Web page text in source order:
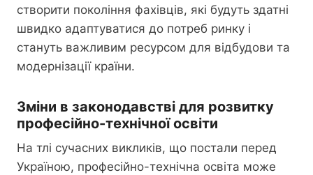
створити покоління фахівців, які будуть здатні
швидко адаптуватися до потреб ринку і
стануть важливим ресурсом для відбудови та
модернізації країни.
Зміни в законодавстві для розвитку
професійно-технічної освіти
На тлі сучасних викликів, що постали перед
Україною, професійно-технічна освіта може